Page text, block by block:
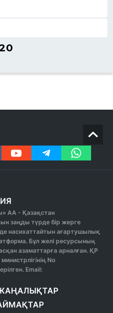
АА - Қазақстан
заңды түрде бір жерге
насихаттайтын ағартушылық
Бұл желі ресурсының
азаматтарға арналған. ҚР
No
Email: